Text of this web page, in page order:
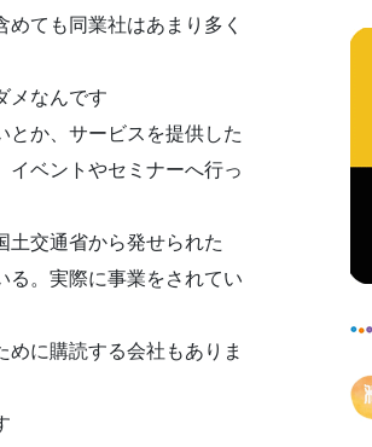
ても同業社はあまり多く
メなんです
とか、サービスを提供した
イベントやセミナーへ行っ
土交通省から発せられた
る。実際に事業をされてい
めに購読する会社もありま